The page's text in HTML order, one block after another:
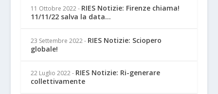
11 Ottobre 2022 - RIES Notizie: Firenze chiama!
11/11/22 salva la data...
23 Settembre 2022 - RIES Notizie: Sciopero
globale!
22 Luglio 2022 - RIES Notizie: Ri-generare
collettivamente